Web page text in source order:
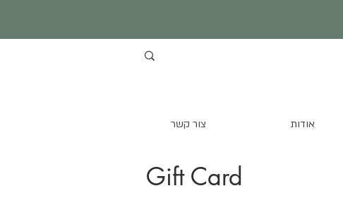
אודות צור קשר
Gift Card